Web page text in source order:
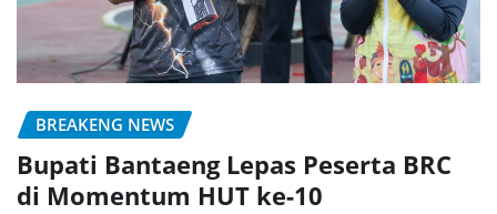
BREAKENG NEWS
Bupati Bantaeng Lepas Peserta BRC
di Momentum HUT ke-10